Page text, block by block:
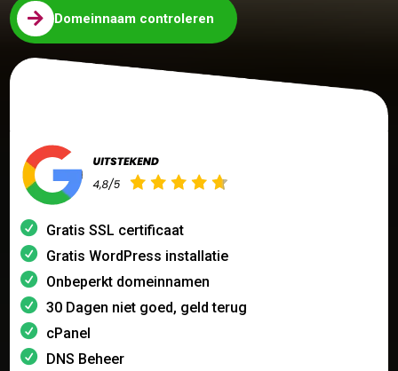
 Domeinnaam controleren
Gratis SSL certificaat
Gratis WordPress installatie
Onbeperkt domeinnamen
30 Dagen niet goed, geld terug
cPanel
DNS Beheer